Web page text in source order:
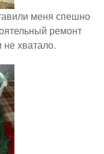
меня спешно
ремонт
хватало.